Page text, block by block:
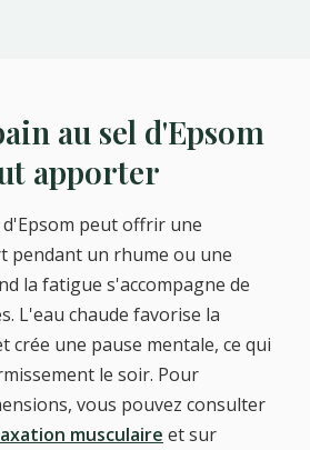
au sel d'Epsom
apporter
peut offrir une
pendant un rhume ou une
la fatigue s'accompagne de
L'eau chaude favorise la
crée une pause mentale, ce qui
le soir. Pour
vous pouvez consulter
musculaire et sur